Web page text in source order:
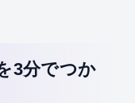
3分でつか